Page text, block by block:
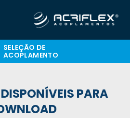
SELEÇÃO DE
ACOPLAMENTO
PARA